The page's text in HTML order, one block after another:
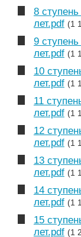
8
лет.pdf (1
9
лет.pdf (1
10
лет.pdf (1
11
лет.pdf (1
12
лет.pdf (1
13
лет.pdf (1
14
лет.pdf (1
15
лет.pdf (1